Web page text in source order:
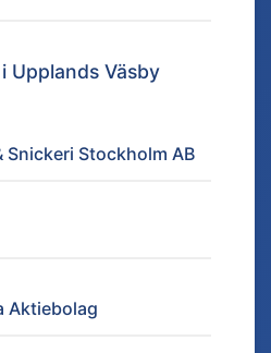
Upplands Väsby
Snickeri Stockholm AB
Aktiebolag